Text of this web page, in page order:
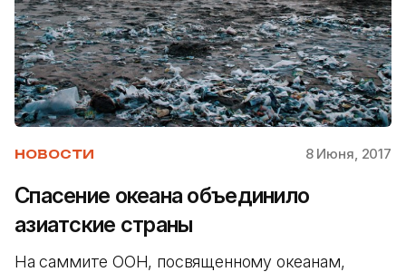
НОВОСТИ 8 Июня, 2017
Спасение океана объединило
азиатские страны
На саммите ООН, посвященному океанам,